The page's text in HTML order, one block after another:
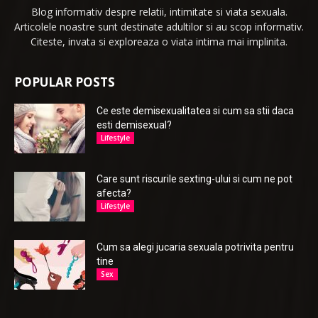
Blog informativ despre relatii, intimitate si viata sexuala.
Articolele noastre sunt destinate adultilor si au scop informativ.
Citeste, invata si exploreaza o viata intima mai implinita.
POPULAR POSTS
Ce este demisexualitatea si cum sa stii daca
esti demisexual?
Lifestyle
Care sunt riscurile sexting-ului si cum ne pot
afecta?
Lifestyle
Cum sa alegi jucaria sexuala potrivita pentru
tine
Sex